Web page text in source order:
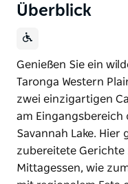
Überblick
Genießen Sie ein
Taronga Western
zwei einzigartigen
am Eingangsbereich
Savannah Lake. Hier
zubereitete
Mittagessen, wie